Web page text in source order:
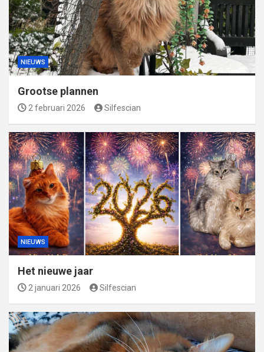
NIEUWS
Grootse plannen
2 februari 2026 Silfescian
NIEUWS
Het nieuwe jaar
2 januari 2026 Silfescian